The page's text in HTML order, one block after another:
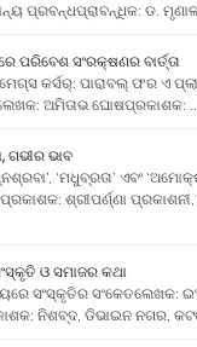
ପ୍ରବନ୍ଧପ୍ରାବନ୍ଧିକ: ଡ.
ପରିବେଶ ସଂରକ୍ଷଣର ବାର୍ତ୍ତା
କର୍ସର୍: ପାରାବଲ୍ ଫର ଏ
ଅମିତାଭ ଘୋଷପ୍ରକାଶକ:
ଗଭୀର ଭାବ
‘ମଧୁବ୍ରତା’ ଏବଂ
ଶ୍ରୀପର୍ଣ୍ଣା
ଓ ସମାଜର କଥା
ସଂସ୍କୃତିର ସଂକେତଲେଖକ:
ନିଶବ୍ଦ, ଡିଭାଇନ ନଗର,